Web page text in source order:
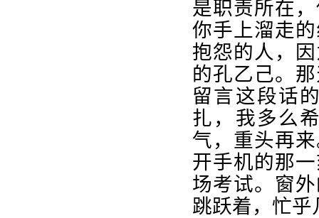
是职责所在
你手上溜走
抱怨的人，
的孔乙己。
留言这段话
扎，我多么
气，重头再
开手机的那
场考试。窗
跳跃着，忙